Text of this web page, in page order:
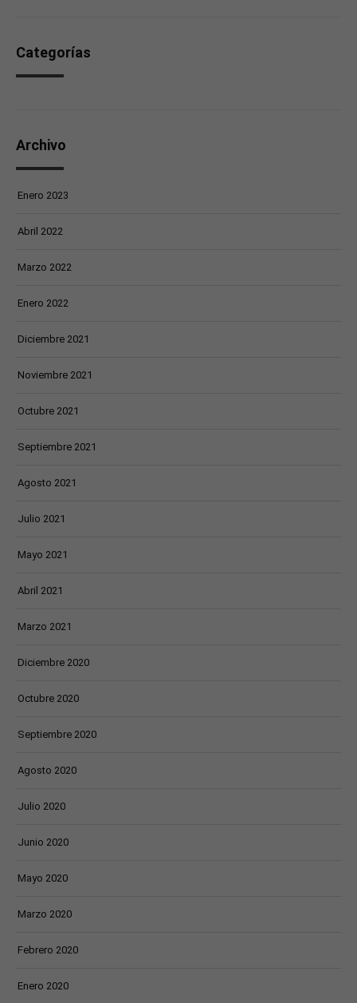
Categorías
Archivo
Enero 2023
Abril 2022
Marzo 2022
Enero 2022
Diciembre 2021
Noviembre 2021
Octubre 2021
Septiembre 2021
Agosto 2021
Julio 2021
Mayo 2021
Abril 2021
Marzo 2021
Diciembre 2020
Octubre 2020
Septiembre 2020
Agosto 2020
Julio 2020
Junio 2020
Mayo 2020
Marzo 2020
Febrero 2020
Enero 2020